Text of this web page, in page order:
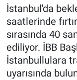
İstanbul'da
saatlerinde
sırasında 40
ediliyor. İBB
İstanbullulara
uyarısında
Dünya
Ege Saati
Ege'den
Spor
Yayın Akışı
İletişim
Son Dakika
Haber Arşivi